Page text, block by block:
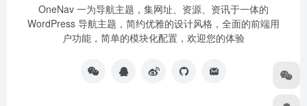
OneNav 一为导航主题，集网址、资源、资讯于一体的
WordPress 导航主题，简约优雅的设计风格，全面的前端用
户功能，简单的模块化配置，欢迎您的体验